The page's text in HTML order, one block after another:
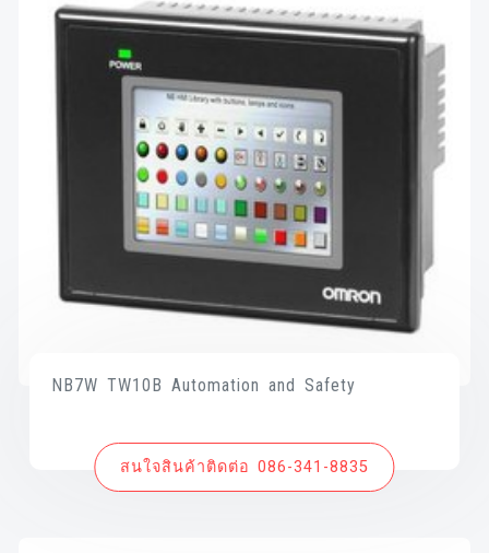
NB7W TW10B Automation and Safety
สนใจสินค้าติดต่อ 086-341-8835